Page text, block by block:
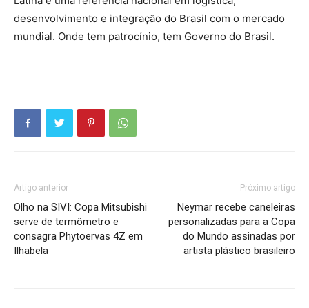
desenvolvimento e integração do Brasil com o mercado
mundial. Onde tem patrocínio, tem Governo do Brasil.
Artigo anterior
Olho na SIVI: Copa Mitsubishi
serve de termômetro e
consagra Phytoervas 4Z em
Ilhabela
Próximo artigo
Neymar recebe caneleiras
personalizadas para a Copa
do Mundo assinadas por
artista plástico brasileiro